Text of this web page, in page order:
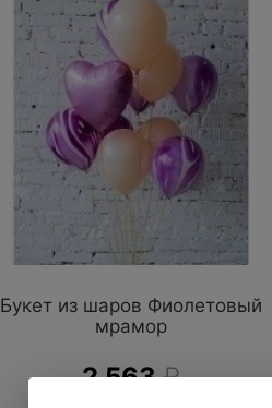
Букет из шаров Фиолетовый
мрамор
2 563₽